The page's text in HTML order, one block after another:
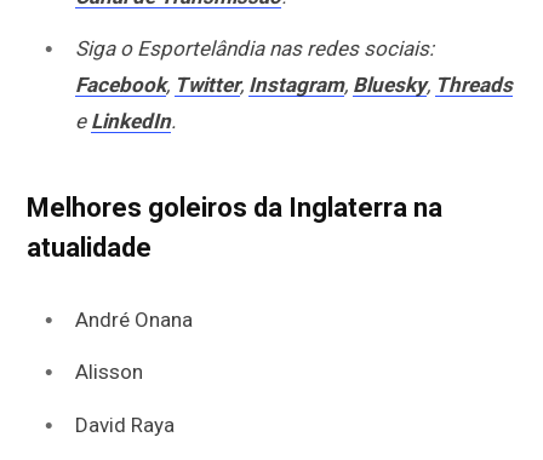
Siga o Esportelândia nas redes sociais:
Facebook, Twitter, Instagram, Bluesky, Threads
e LinkedIn.
Melhores goleiros da Inglaterra na
atualidade
André Onana
Alisson
David Raya